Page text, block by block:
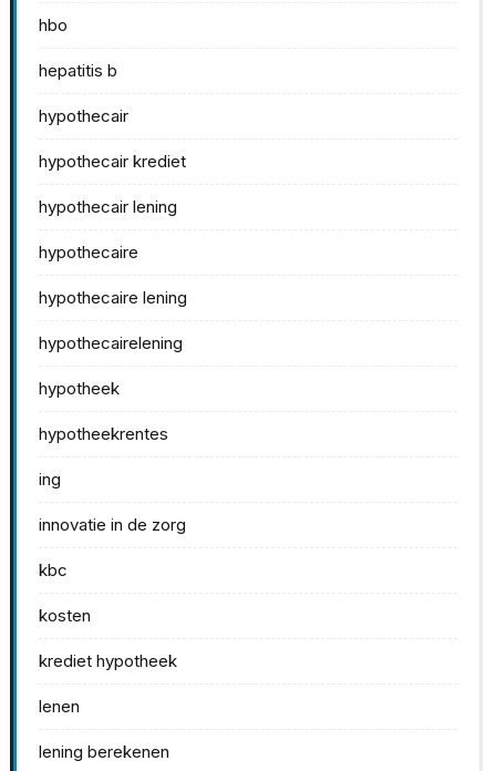
hbo
hepatitis b
hypothecair
hypothecair krediet
hypothecair lening
hypothecaire
hypothecaire lening
hypothecairelening
hypotheek
hypotheekrentes
ing
innovatie in de zorg
kbc
kosten
krediet hypotheek
lenen
lening berekenen